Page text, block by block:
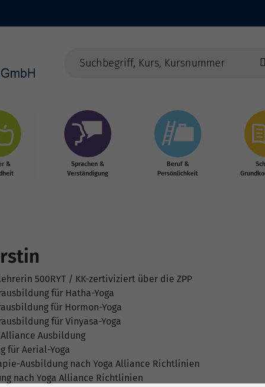
&
Sprachen &
Verständigung
Beruf &
Persönlichkeit
500RYT / KK-zertiviziert über die ZPP
für Hatha-Yoga
für Hormon-Yoga
für Vinyasa-Yoga
Alliance Ausbildung
für Aerial-Yoga
Ausbildung nach Yoga Alliance Richtlinien
nach Yoga Alliance Richtlinien